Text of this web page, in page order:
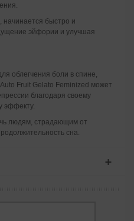
быстро и
эйфории и улучшая
облегчения боли в спине,
Fruit Gelato Feminized может
благодаря своему
эффекту.
людям, страдающим от
сна.